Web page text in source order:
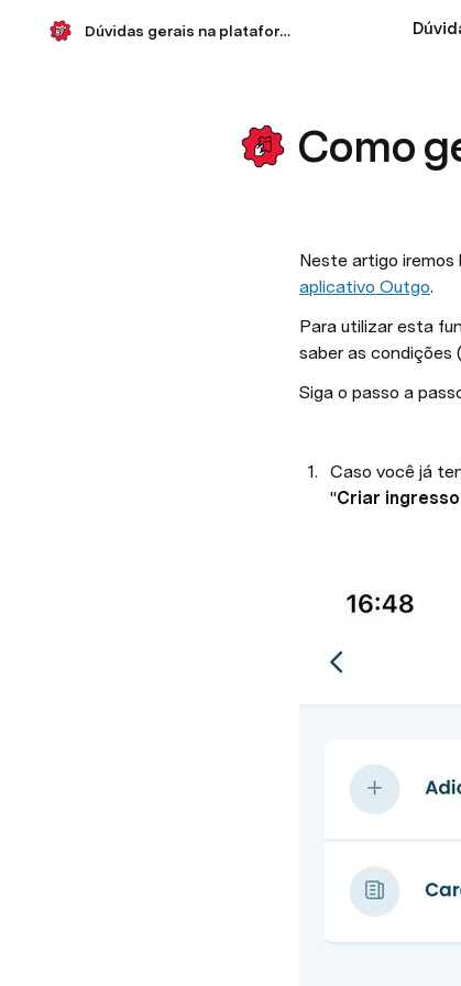
Dúvidas gerais na plataforma Outgo.
Como
Neste artigo
aplicativo Outgo.
Para utilizar esta
saber as
Siga o passo a
Caso você já
"Criar